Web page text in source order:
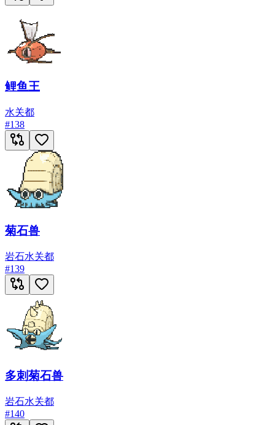
鲤鱼王
水关都
#138
菊石兽
岩石水关都
#139
多刺菊石兽
岩石水关都
#140